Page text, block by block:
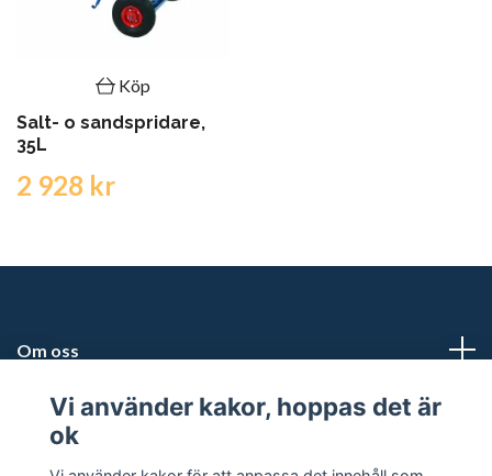
Köp
Salt- o sandspridare,
35L
2 928 kr
Om oss
Kundtjänst
Vi använder kakor, hoppas det är
ok